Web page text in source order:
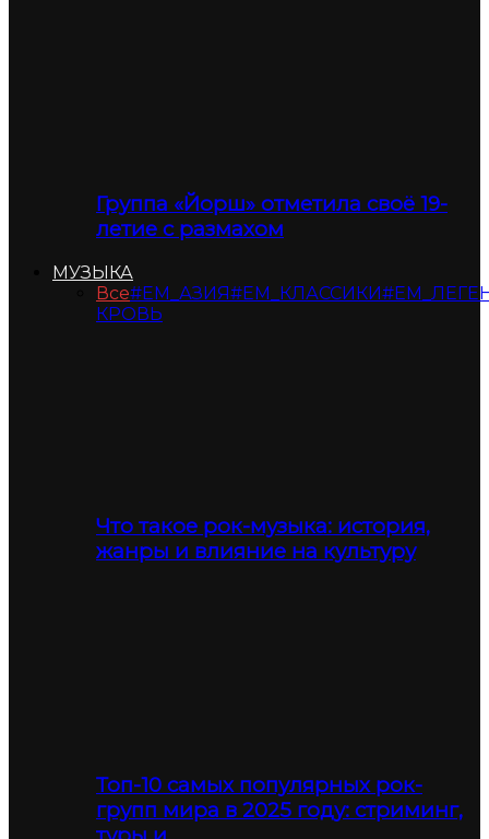
Группа «Йорш» отметила своё 19-
летие с размахом
МУЗЫКА
Все#ЕМ_АЗИЯ#ЕМ_КЛАССИКИ
КРОВЬ
Что такое рок-музыка: история,
жанры и влияние на культуру
Топ-10 самых популярных рок-
групп мира в 2025 году: стриминг,